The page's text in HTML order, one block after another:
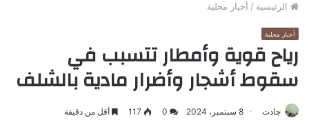
الرئيسية / أخبار محلية
أخبار محلية
رياح قوية وأمطار تتسبب في
سقوط أشجار وأضرار مادية بالشلف
جادت 8 سبتمبر، 2024 0
117 أقل من دقيقة